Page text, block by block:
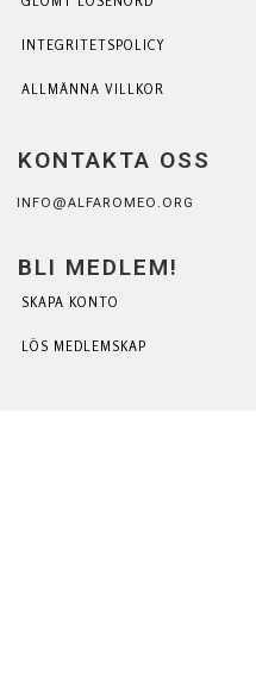
INTEGRITETSPOLICY
ALLMÄNNA VILLKOR
KONTAKTA OSS
INFO@ALFAROMEO.ORG
BLI MEDLEM!
SKAPA KONTO
LÖS MEDLEMSKAP